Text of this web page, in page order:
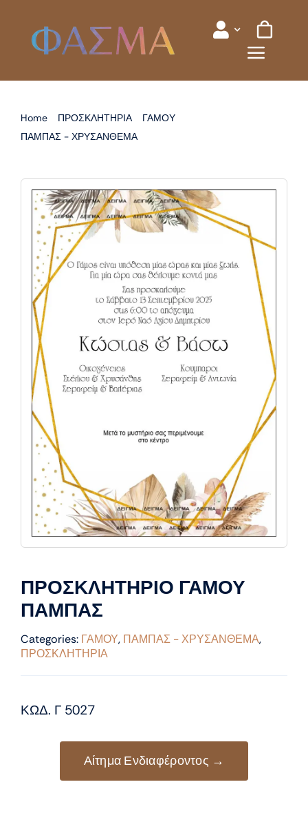
content
Home ΠΡΟΣΚΛΗΤΗΡΙΑ
ΓΑΜΟΥ
ΠΑΜΠΑΣ - ΧΡΥΣΑΝΘΕΜΑ
ΠΡΟΣΚΛΗΤΗΡΙΟ ΓΑΜΟΥ
ΠΑΜΠΑΣ
Categories: ΓΑΜΟΥ, ΠΑΜΠΑΣ - ΧΡΥΣΑΝΘΕΜΑ,
ΠΡΟΣΚΛΗΤΗΡΙΑ
ΚΩΔ. Γ 5027
Αίτημα Ενδιαφέροντος →